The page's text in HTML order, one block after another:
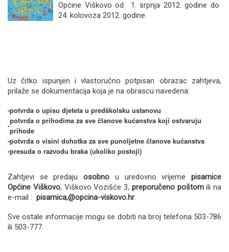
Općine Viškovo od 1. srpnja 2012. godine do
24. kolovoza 2012. godine.
Uz čitko ispunjen i vlastoručno potpisan obrazac zahtjeva,
prilaže se dokumentacija koja je na obrascu navedena:
-potvrda o upisu djeteta u predškolsku ustanovu
-
potvrda o prihodima za sve članove kućanstva koji ostvaruju
prihode
-potvrda o visini dohotka za sve punoljetne članove kućanstva
-presuda o razvodu braka (ukoliko postoji)
Zahtjevi se predajuosobno u uredovno vrijemepisarnice
Općine Viškovo, Viškovo Vozišće 3, preporučeno poštomili na
e-mail : pisarnica,@opcina-viskovo.hr.
Sve ostale informacije mogu se dobiti na broj telefona 503-786
ili 503-777.